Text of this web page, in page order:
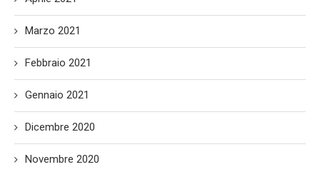
Marzo 2021
Febbraio 2021
Gennaio 2021
Dicembre 2020
Novembre 2020